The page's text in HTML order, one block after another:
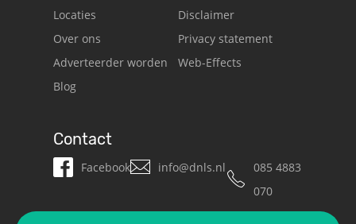
Locaties
Over ons
Adverteerder worden
Blog
Disclaimer
Privacy statement
Web-Effects
Contact
Facebook info@dnls.nl
085 4883
070